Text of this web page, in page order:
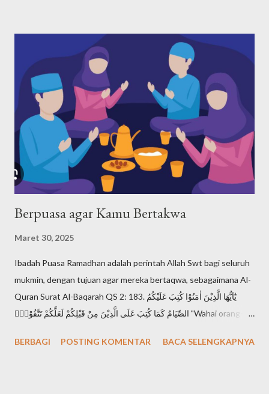
1527-1407 SM. Maka, dari agama-agama samawi, Yahudi adalah
agama pertama menurut urutan waktunya. Bagaimana Nabi
Musa mendefiniskan dan mengajarkan ketuhanan kepada
kaumnya? Nabi Musa dengan tegas menyatakan bahwa Tuhan
adalah Yang Maha Esa. Pernyataan yang paling terkenal tentang
keesaan Tuhan dalam ajaran Musa ada dalam Ulangan 6:4, yang
disebut Shema Israel: "Dengarlah, hai Israel: Tuhan itu Allah
kita, Tuhan itu esa!". Shema Israel a...
Berpuasa agar Kamu Bertakwa
Maret 30, 2025
Ibadah Puasa Ramadhan adalah perintah Allah Swt bagi seluruh
mukmin, dengan tujuan agar mereka bertaqwa, sebagaimana Al-
Quran Surat Al-Baqarah QS 2: 183. يٰٓاَيُّهَا الَّذِيْنَ اٰمَنُوْا كُتِبَ عَلَيْكُمُ
الصِّيَامُ كَمَا كُتِبَ عَلَى الَّذِيْنَ مِنْ قَبْلِكُمْ لَعَلَّكُمْ تَتَّقُوْنَۙ "Wahai orang-
sebagaimana diwajibkan atas orang-orang sebelum kamu agar
BERBAGI POSTING KOMENTAR BACA SELENGKAPNYA